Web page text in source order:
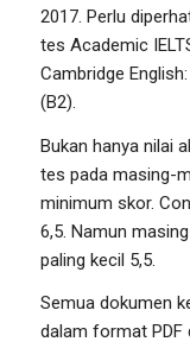
2017. Perlu
tes Academic
Cambridge
(B2).
Bukan hanya nilai
tes pada masing-
minimum skor.
6,5. Namun
paling kecil 5,5.
Semua dokumen
dalam format PDF